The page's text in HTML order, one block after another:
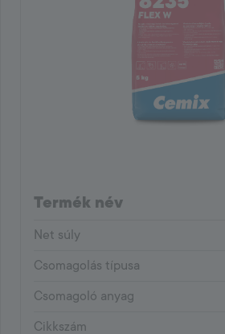
Termék név
Net súly
Csomagolás típusa
Csomagoló anyag
Cikkszám